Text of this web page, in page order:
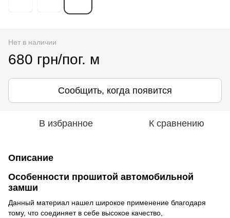
Нет в наличии
680 грн/пог. м
Сообщить, когда появится
В избранное К сравнению
Описание
Особенности прошитой автомобильной
замши
Данный материал нашел широкое применение благодаря
тому, что соединяет в себе высокое качество,